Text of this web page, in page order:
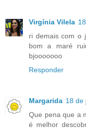
Virgínia Vilela
ri demais com o
bom a maré
bjooooooo
Responder
Margarida 18 de
Que pena que a
é melhor